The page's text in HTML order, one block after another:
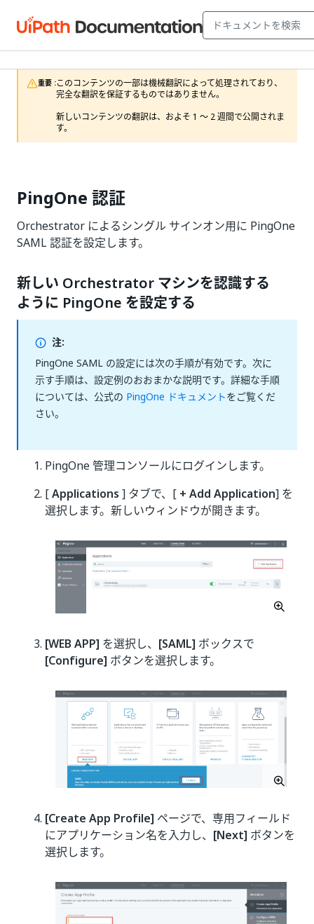
重要 :このコンテンツの一部は機械翻訳によって処理されており、
完全な翻訳を保証するものではありません。
新しいコンテンツの翻訳は、およそ 1 ～ 2 週間で公開されま
す。
PingOne 認証
Orchestrator によるシングル サインオン用に PingOne
SAML 認証を設定します。
新しい Orchestrator マシンを認識する
ように PingOne を設定する
注:
PingOne SAML の設定には次の手順が有効です。次に
示す手順は、設定例のおおまかな説明です。詳細な手順
については、公式の PingOne ドキュメントをご覧くだ
さい。
PingOne 管理コンソールにログインします。
[Applications ] タブで、[ + Add Application] を
選択します。新しいウィンドウが開きます。
[WEB APP] を選択し、 [SAML] ボックスで
[Configure] ボタンを選択します。
[Create App Profile] ページで、専用フィールド
にアプリケーション名を入力し、 [Next] ボタンを
選択します。